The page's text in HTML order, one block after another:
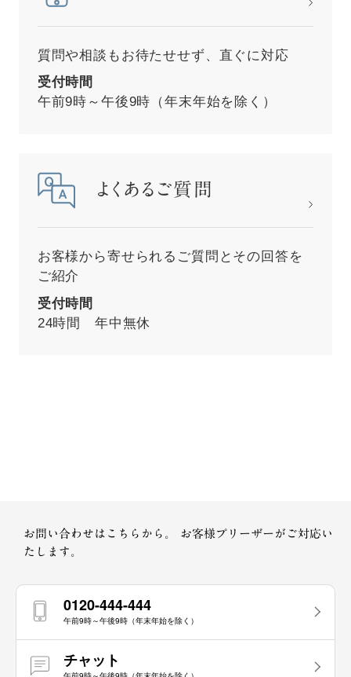
質問や相談もお待たせせず、直ぐに対応
受付時間
午前9時～午後9時（年末年始を除く）
よくあるご質問
お客様から寄せられるご質問とその回答を
ご紹介
受付時間
24時間 年中無休
お問い合わせはこちらから。
お客様プリーザーがご対応い
たします。
0120-444-444
午前9時～午後9時（年末年始を除く）
チャット